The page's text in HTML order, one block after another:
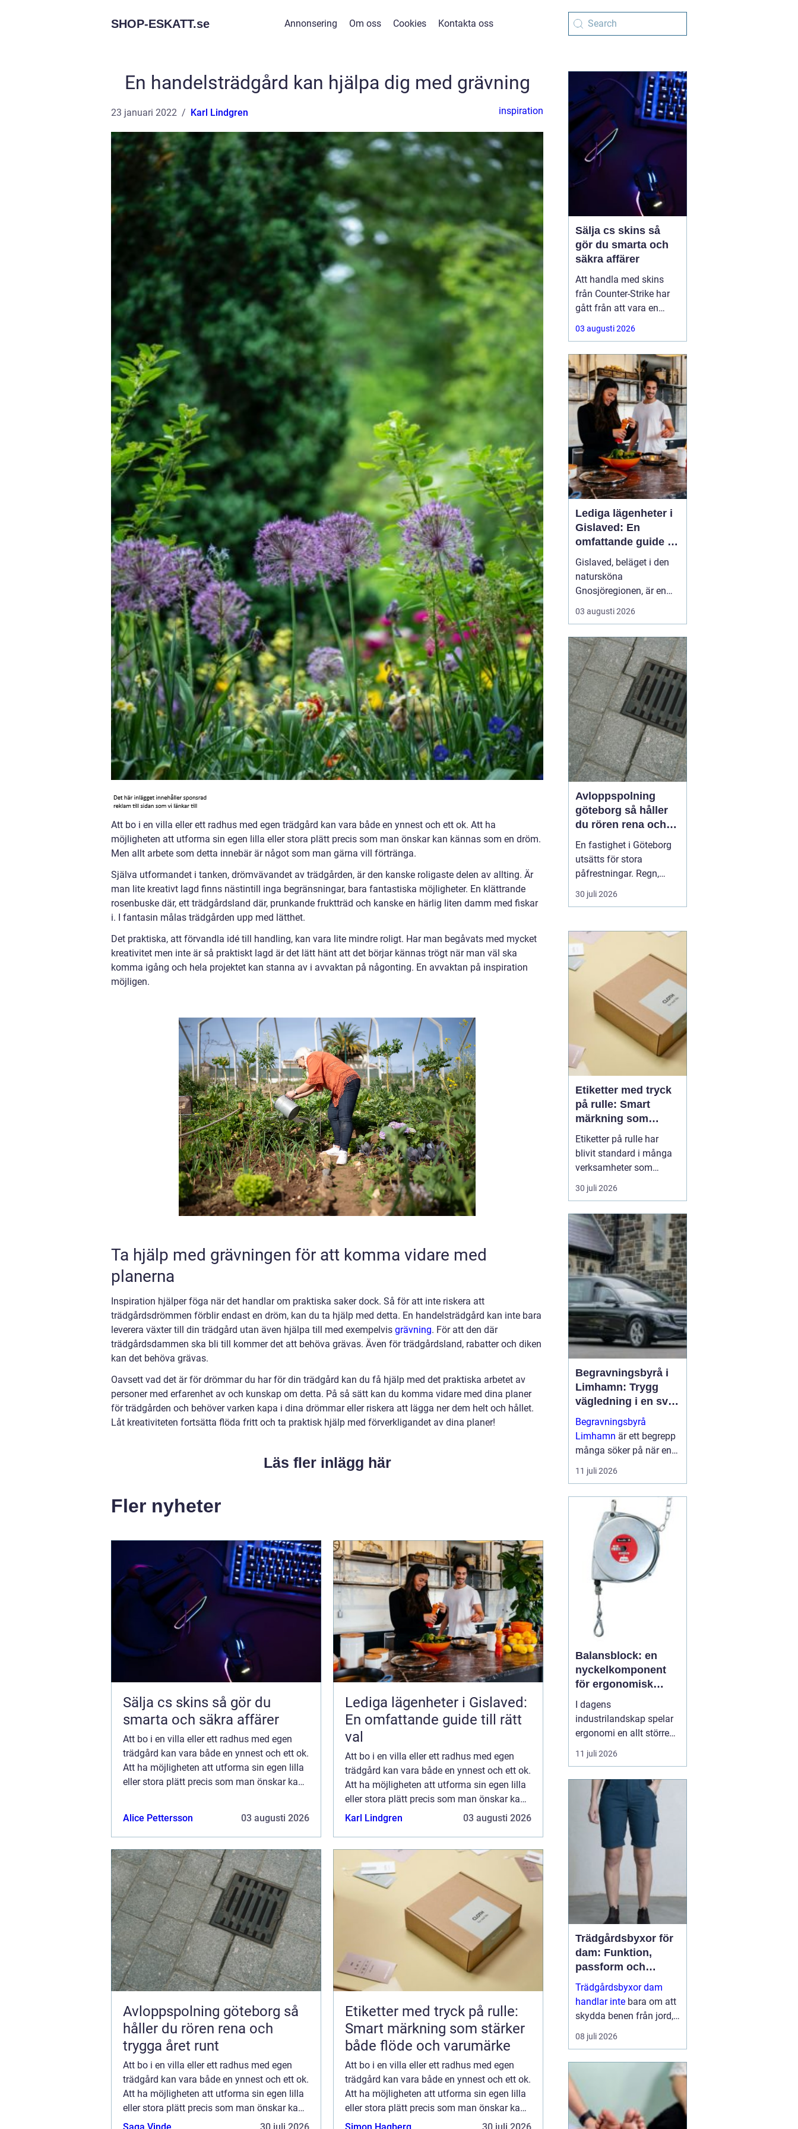
SHOP-ESKATT.se Annonsering Om oss Cookies Kontakta oss
En handelsträdgård kan hjälpa dig med grävning
23 januari 2022 Karl Lindgren inspiration
Att bo i en villa eller ett radhus med egen trädgård kan vara både en ynnest och ett ok. Att ha
möjligheten att utforma sin egen lilla eller stora plätt precis som man önskar kan kännas som en dröm.
Men allt arbete som detta innebär är något som man gärna vill förtränga.
Själva utformandet i tanken, drömvävandet av trädgården, är den kanske roligaste delen av allting. Är
man lite kreativt lagd finns nästintill inga begränsningar, bara fantastiska möjligheter. En klättrande
rosenbuske där, ett trädgårdsland där, prunkande fruktträd och kanske en härlig liten damm med fiskar
i. I fantasin målas trädgården upp med lätthet.
Det praktiska, att förvandla idé till handling, kan vara lite mindre roligt. Har man begåvats med mycket
kreativitet men inte är så praktiskt lagd är det lätt hänt att det börjar kännas trögt när man väl ska
komma igång och hela projektet kan stanna av i avvaktan på någonting. En avvaktan på inspiration
möjligen.
Ta hjälp med grävningen för att komma vidare med
planerna
Inspiration hjälper föga när det handlar om praktiska saker dock. Så för att inte riskera att
trädgårdsdrömmen förblir endast en dröm, kan du ta hjälp med detta. En handelsträdgård kan inte bara
leverera växter till din trädgård utan även hjälpa till med exempelvis grävning. För att den där
trädgårdsdammen ska bli till kommer det att behöva grävas. Även för trädgårdsland, rabatter och diken
kan det behöva grävas.
Oavsett vad det är för drömmar du har för din trädgård kan du få hjälp med det praktiska arbetet av
personer med erfarenhet av och kunskap om detta. På så sätt kan du komma vidare med dina planer
för trädgården och behöver varken kapa i dina drömmar eller riskera att lägga ner dem helt och hållet.
Låt kreativiteten fortsätta flöda fritt och ta praktisk hjälp med förverkligandet av dina planer!
Läs fler inlägg här
Fler nyheter
Sälja cs skins så gör du
smarta och säkra affärer
Att bo i en villa eller ett radhus med egen
trädgård kan vara både en ynnest och ett ok.
Att ha möjligheten att utforma sin egen lilla
eller stora plätt precis som man önskar kan
Alice Pettersson 03 augusti 2026
Lediga lägenheter i Gislaved:
En omfattande guide till rätt
val
Att bo i en villa eller ett radhus med egen
trädgård kan vara både en ynnest och ett ok.
Att ha möjligheten att utforma sin egen lilla
eller stora plätt precis som man önskar kan
kännas som en dröm. Men allt arbete som
Karl Lindgren 03 augusti 2026
Avloppspolning göteborg så
håller du rören rena och
trygga året runt
Att bo i en villa eller ett radhus med egen
trädgård kan vara både en ynnest och ett ok.
Att ha möjligheten att utforma sin egen lilla
eller stora plätt precis som man önskar kan
kännas som en dröm. Men allt arbete som
Saga Vinde 30 juli 2026
Etiketter med tryck på rulle:
Smart märkning som stärker
både flöde och varumärke
Att bo i en villa eller ett radhus med egen
trädgård kan vara både en ynnest och ett ok.
Att ha möjligheten att utforma sin egen lilla
eller stora plätt precis som man önskar kan
kännas som en dröm. Men allt arbete som
Simon Hagberg 30 juli 2026
Sälja cs skins så
gör du smarta och
säkra affärer
Att handla med skins
från Counter-Strike har
gått från att vara en
hobby till att bli en riktig
andrahandsmarknad.
sällsynta vapen-skins
kan vara värda tusentals
kronor, men många är
osäkra på hur de ska gå
till väga när de
03 augusti 2026
Lediga lägenheter i
Gislaved: En
omfattande guide till
rätt val
Gislaved, beläget i den
natursköna
Gnosjöregionen, är en
charmig kommun i
Jönköpings län känt för
och härliga natur. Med
närheten till Nissan, som
flyter genom kommunen
...
03 augusti 2026
Avloppspolning
göteborg så håller
du rören rena och
trygga året runt
En fastighet i Göteborg
utsätts för stora
påfrestningar. Regn,
snabba
temperaturväxlingar och
avloppen behöver mer
omsorg än många tror.
När vatten börjar rinna
undan långsamt, avlopp
luktar illa eller
golvbrunnar bubblar är...
30 juli 2026
Etiketter med tryck
på rulle: Smart
märkning som
stärker både flöde
och varumärke
Etiketter på rulle har
blivit standard i många
verksamheter som
behöver snabb, tydlig
och hållbar märkning.
livsmedel, ehandel, lager
eller butiker handlar allt i
grunden om samma sak:
rätt ...
30 juli 2026
Begravningsbyrå i
Limhamn: Trygg
vägledning i en svår
tid
Begravningsbyrå
Limhamn är ett begrepp
många söker på när en
nära anhörig har gått
bort och behovet av stöd
11 juli 2026
Balansblock: en
nyckelkomponent
för ergonomisk
effektivitet
I dagens
industrilandskap spelar
ergonomi en allt större
roll. Det handlar inte
bara om att skapa en
för anställda, utan även
om att optimera
produktiviteten. Ett
verktyg som allt mer
sprider sig inom
industrin, tack vare
11 juli 2026
Trädgårdsbyxor för
dam: Funktion,
passform och
hållbar stil i rabatten
Trädgårdsbyxor dam
handlar inte bara om att
skydda benen från jord,
taggar och väta. Rätt
byxa gör arbetet enklare,
skonsamt för kroppen. ...
08 juli 2026